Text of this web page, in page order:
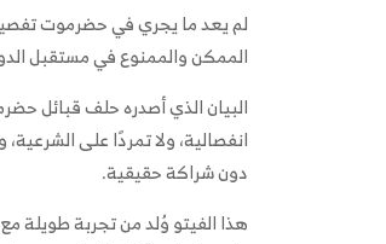
لم يعد ما يجري في حضرموت
الممكن والممنوع في مستقبل
البيان الذي أصدره حلف قبائل
انفصالية، ولا تمردًا على
دون شراكة حقيقية.
هذا الفيتو وُلد من تجربة طويلة